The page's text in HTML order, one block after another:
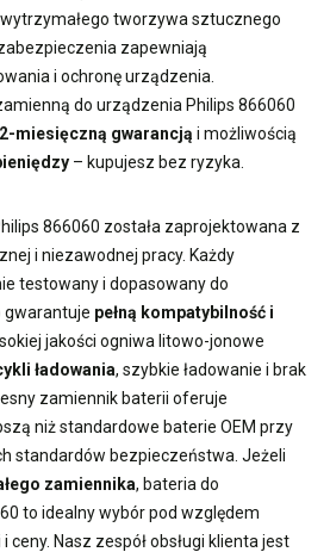
tworzywa sztucznego
zapewniają
i ochronę urządzenia.
do urządzenia Philips 866060
miesięczną gwarancją i możliwością
– kupujesz bez ryzyka.
866060 została zaprojektowana z
i niezawodnej pracy. Każdy
testowany i dopasowany do
gwarantuje pełną kompatybilność i
jakości ogniwa litowo-jonowe
ładowania, szybkie ładowanie i brak
zamiennik baterii oferuje
niż standardowe baterie OEM przy
standardów bezpieczeństwa. Jeżeli
zamiennika, bateria do
to idealny wybór pod względem
ceny. Nasz zespół obsługi klienta jest